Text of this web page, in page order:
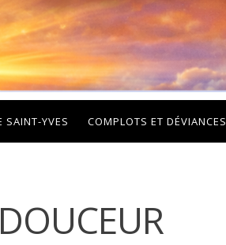
SAINT-YVES COMPLOTS ET DÉVIANCES